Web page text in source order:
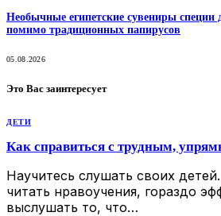
Необычные египетские сувениры специи
помимо традиционных папирусов
05.08.2026
Это Вас заинтересует
ДЕТИ
Как справиться с трудным,
Научитесь слушать своих
читать нравоучения, гораздо
выслушать то, что…